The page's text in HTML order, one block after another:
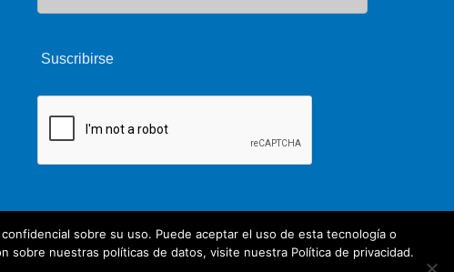
sobre su uso. Puede aceptar el uso de esta tecnología o
sobre nuestras políticas de datos, visite nuestra Política de privacidad.